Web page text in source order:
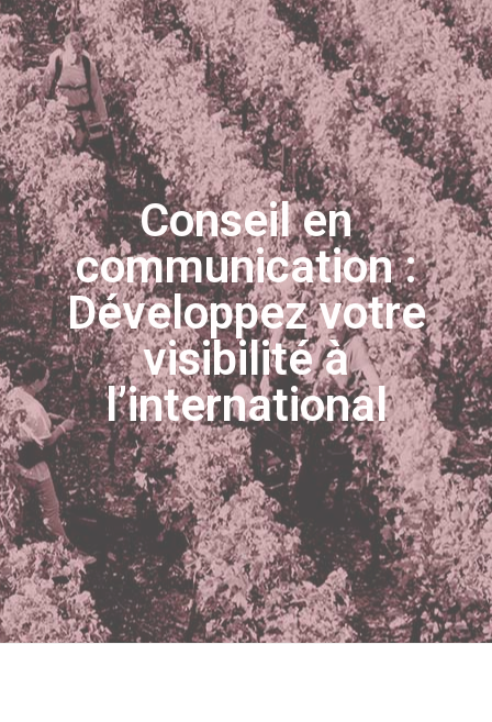
Conseil en
communication :
Développez votre
visibilité à
l’international